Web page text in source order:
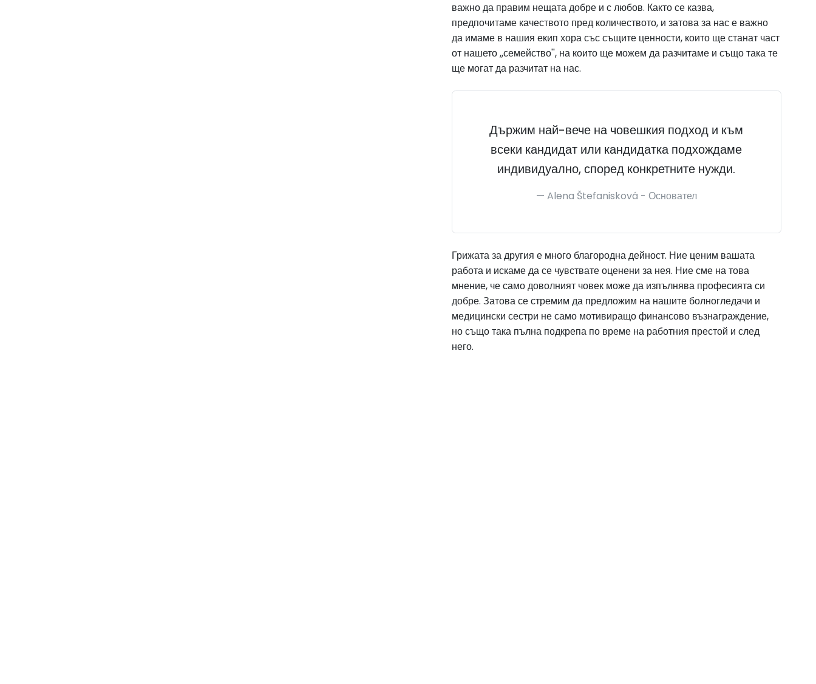
важно да правим нещата добре и с любов. Както се казва,
предпочитаме качеството пред количеството, и затова за нас е важно
да имаме в нашия екип хора със същите ценности, които ще станат част
от нашето ,,семейство'', на които ще можем да разчитаме и също така те
ще могат да разчитат на нас.
Държим най-вече на човешкия подход и към
всеки кандидат или кандидатка подхождаме
индивидуално, според конкретните нужди.
Alena Štefanisková - Основател
Грижата за другия е много благородна дейност. Ние ценим вашата
работа и искаме да се чувствате оценени за нея. Ние сме на това
мнение, че само доволният човек може да изпълнява професията си
добре. Затова се стремим да предложим на нашите болногледачи и
медицински сестри не само мотивиращо финансово възнаграждение,
но също така пълна подкрепа по време на работния престой и след
него.